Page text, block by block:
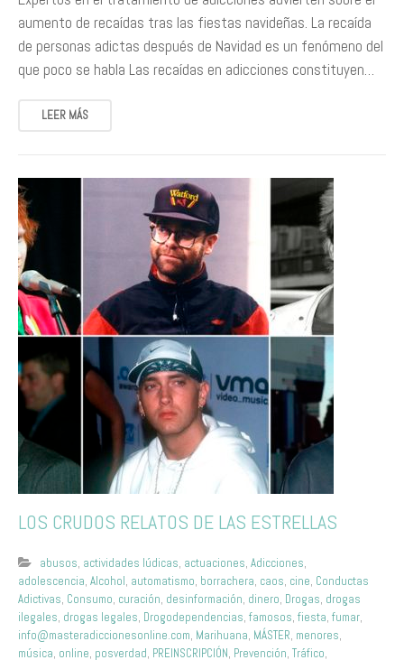
aumento de recaídas tras las fiestas navideñas. La recaída
de personas adictas después de Navidad es un fenómeno del
que poco se habla Las recaídas en adicciones constituyen…
LEER MÁS
LOS CRUDOS RELATOS DE LAS ESTRELLAS
abusos, actividades lúdicas, actuaciones, Adicciones,
adolescencia, Alcohol, automatismo, borrachera, caos, cine, Conductas
Adictivas, Consumo, curación, desinformación, dinero, Drogas, drogas
ilegales, drogas legales, Drogodependencias, famosos, fiesta, fumar,
info@masteradiccionesonline.com, Marihuana, MÁSTER, menores,
música, online, posverdad, PREINSCRIPCIÓN, Prevención, Tráfico,